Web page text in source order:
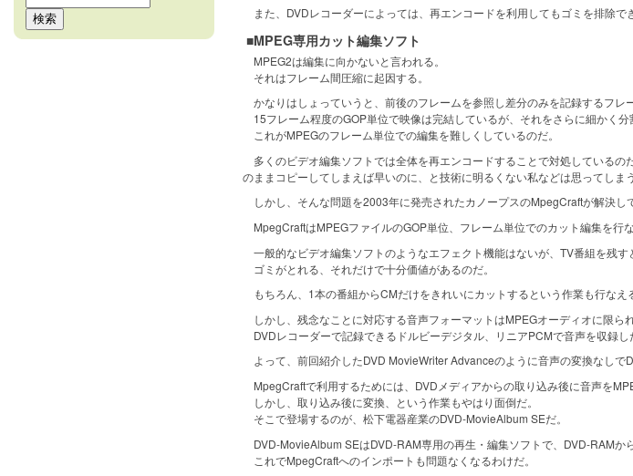
また、DVDレコーダーによっては、再エンコードを利用してもゴミを排除
■MPEG専用カット編集ソフト
MPEG2は編集に向かないと言われる。
それはフレーム間圧縮に起因する。
かなりはしょっていうと、前後のフレームを参照し差分のみを記録するフレ
15フレーム程度のGOP単位で映像は完結しているが、それをさらに細かく
これがMPEGのフレーム単位での編集を難しくしているのだ。
多くのビデオ編集ソフトでは全体を再エンコードすることで対処している
のままコピーしてしまえば早いのに、と技術に明るくない私などは思ってしま
しかし、そんな問題を2003年に発売されたカノープスのMpegCraftが解決し
MpegCraftはMPEGファイルのGOP単位、フレーム単位でのカット編集を行な
一般的なビデオ編集ソフトのようなエフェクト機能はないが、TV番組を残す
ゴミがとれる、それだけで十分価値があるのだ。
もちろん、1本の番組からCMだけをきれいにカットするという作業も行なえ
しかし、残念なことに対応する音声フォーマットはMPEGオーディオに限ら
DVDレコーダーで記録できるドルビーデジタル、リニアPCMで音声を収録
よって、前回紹介したDVD MovieWriter Advanceのように音声の変換なしで
MpegCraftで利用するためには、DVDメディアからの取り込み後に音声を
しかし、取り込み後に変換、という作業もやはり面倒だ。
そこで登場するのが、松下電器産業のDVD-MovieAlbum SEだ。
DVD-MovieAlbum SEはDVD-RAM専用の再生・編集ソフトで、DVD-RAMか
これでMpegCraftへのインポートも問題なくなるわけだ。